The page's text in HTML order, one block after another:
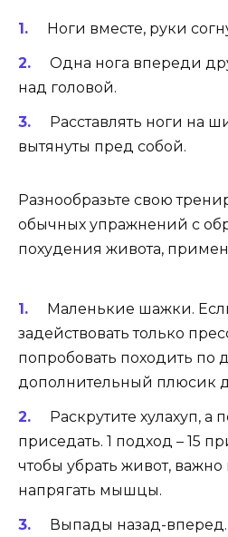
Ноги вместе, руки
Одна нога впереди
над головой.
Расставлять ноги на
вытянуты пред собой.
Разнообразьте свою
обычных упражнений с
похудения живота,
Маленькие шажки.
задействовать только
попробовать походить по
дополнительный плюсик
Раскрутите хулахуп, а
приседать. 1 подход – 15
чтобы убрать живот,
напрягать мышцы.
Выпады назад-вперед.